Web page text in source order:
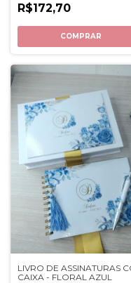
R$172,70
COMPRAR
LIVRO DE ASSINATURAS
CAIXA - FLORAL AZUL